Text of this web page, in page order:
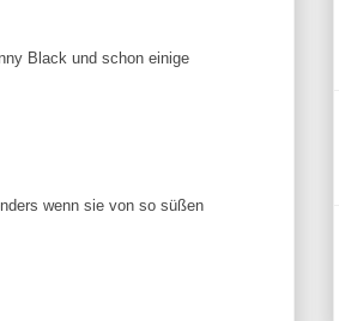
Black und schon einige
wenn sie von so süßen